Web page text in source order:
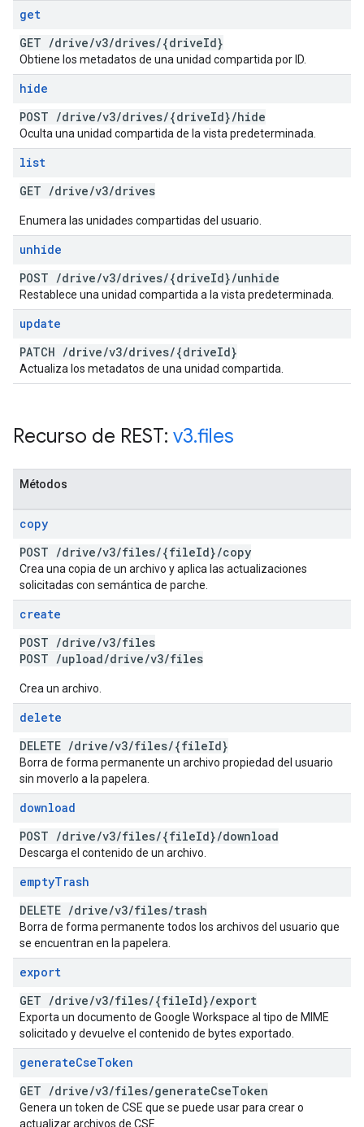
get
GET /drive/v3/drives/{driveId}
Obtiene los metadatos de una unidad compartida por ID.
hide
POST /drive/v3/drives/{driveId}/hide
Oculta una unidad compartida de la vista predeterminada.
list
GET /drive/v3/drives
Enumera las unidades compartidas del usuario.
unhide
POST /drive/v3/drives/{driveId}/unhide
Restablece una unidad compartida a la vista predeterminada.
update
PATCH /drive/v3/drives/{driveId}
Actualiza los metadatos de una unidad compartida.
Recurso de REST: v3.files
Métodos
copy
POST /drive/v3/files/{fileId}/copy
Crea una copia de un archivo y aplica las actualizaciones
solicitadas con semántica de parche.
create
POST /drive/v3/files
POST /upload/drive/v3/files
Crea un archivo.
delete
DELETE /drive/v3/files/{fileId}
Borra de forma permanente un archivo propiedad del usuario
sin moverlo a la papelera.
download
POST /drive/v3/files/{fileId}/download
Descarga el contenido de un archivo.
emptyTrash
DELETE /drive/v3/files/trash
Borra de forma permanente todos los archivos del usuario que
se encuentran en la papelera.
export
GET /drive/v3/files/{fileId}/export
Exporta un documento de Google Workspace al tipo de MIME
solicitado y devuelve el contenido de bytes exportado.
generateCseToken
GET /drive/v3/files/generateCseToken
Genera un token de CSE que se puede usar para crear o
actualizar archivos de CSE.